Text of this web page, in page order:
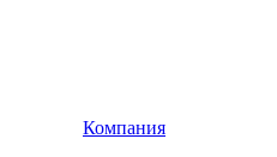
Компания